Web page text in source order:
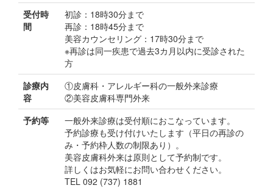
受付時
間
初診：18時30分まで
再診：18時45分まで
美容カウンセリング：17時30分まで
※再診は同一疾患で過去3カ月以内に受診された
方
診療内
容
①皮膚科・アレルギー科の一般外来診療
②美容皮膚科専門外来
予約等
一般外来診療は受付順におこなっています。
予約診療も受け付けいたします（平日の再診の
み・予約枠人数の制限あり）。
美容皮膚科外来は原則として予約制です。
詳しくはお気軽にお問い合わせください。
TEL 092 (737) 1881